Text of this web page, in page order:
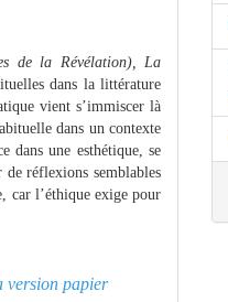
de la Révélation), La
dans la littérature
vient s’immiscer là
dans un contexte
dans une esthétique, se
réflexions semblables
car l’éthique exige pour
version papier